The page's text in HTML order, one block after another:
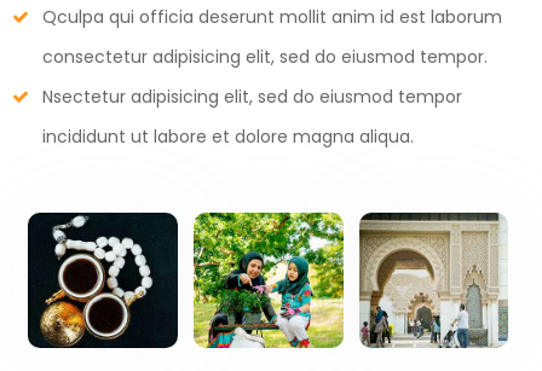
Qculpa qui officia deserunt mollit anim id est laborum
consectetur adipisicing elit, sed do eiusmod tempor.
Nsectetur adipisicing elit, sed do eiusmod tempor
incididunt ut labore et dolore magna aliqua.